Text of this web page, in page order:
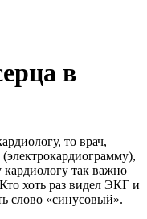
в
то врач,
так важно
хоть раз видел ЭКГ и
слово «синусовый».